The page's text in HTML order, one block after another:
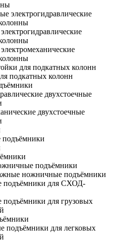
электрогидравлические
для подкатных колонн
подкатных колонн
двухстоечные
двухстоечные
подъёмники
подъёмники
ножничные подъёмники
для СХОД-
для грузовых
подъёмники для легковых